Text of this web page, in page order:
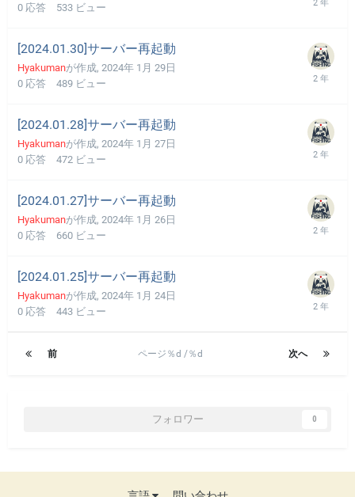
0 応答 533 ビュー
[2024.01.30]サーバー再起動
Hyakumanが作成, 2024年 1月 29日
0 応答 489 ビュー
[2024.01.28]サーバー再起動
Hyakumanが作成, 2024年 1月 27日
0 応答 472 ビュー
[2024.01.27]サーバー再起動
Hyakumanが作成, 2024年 1月 26日
0 応答 660 ビュー
[2024.01.25]サーバー再起動
Hyakumanが作成, 2024年 1月 24日
0 応答 443 ビュー
前 次へ
ページ％d /％d
フォロワー 0